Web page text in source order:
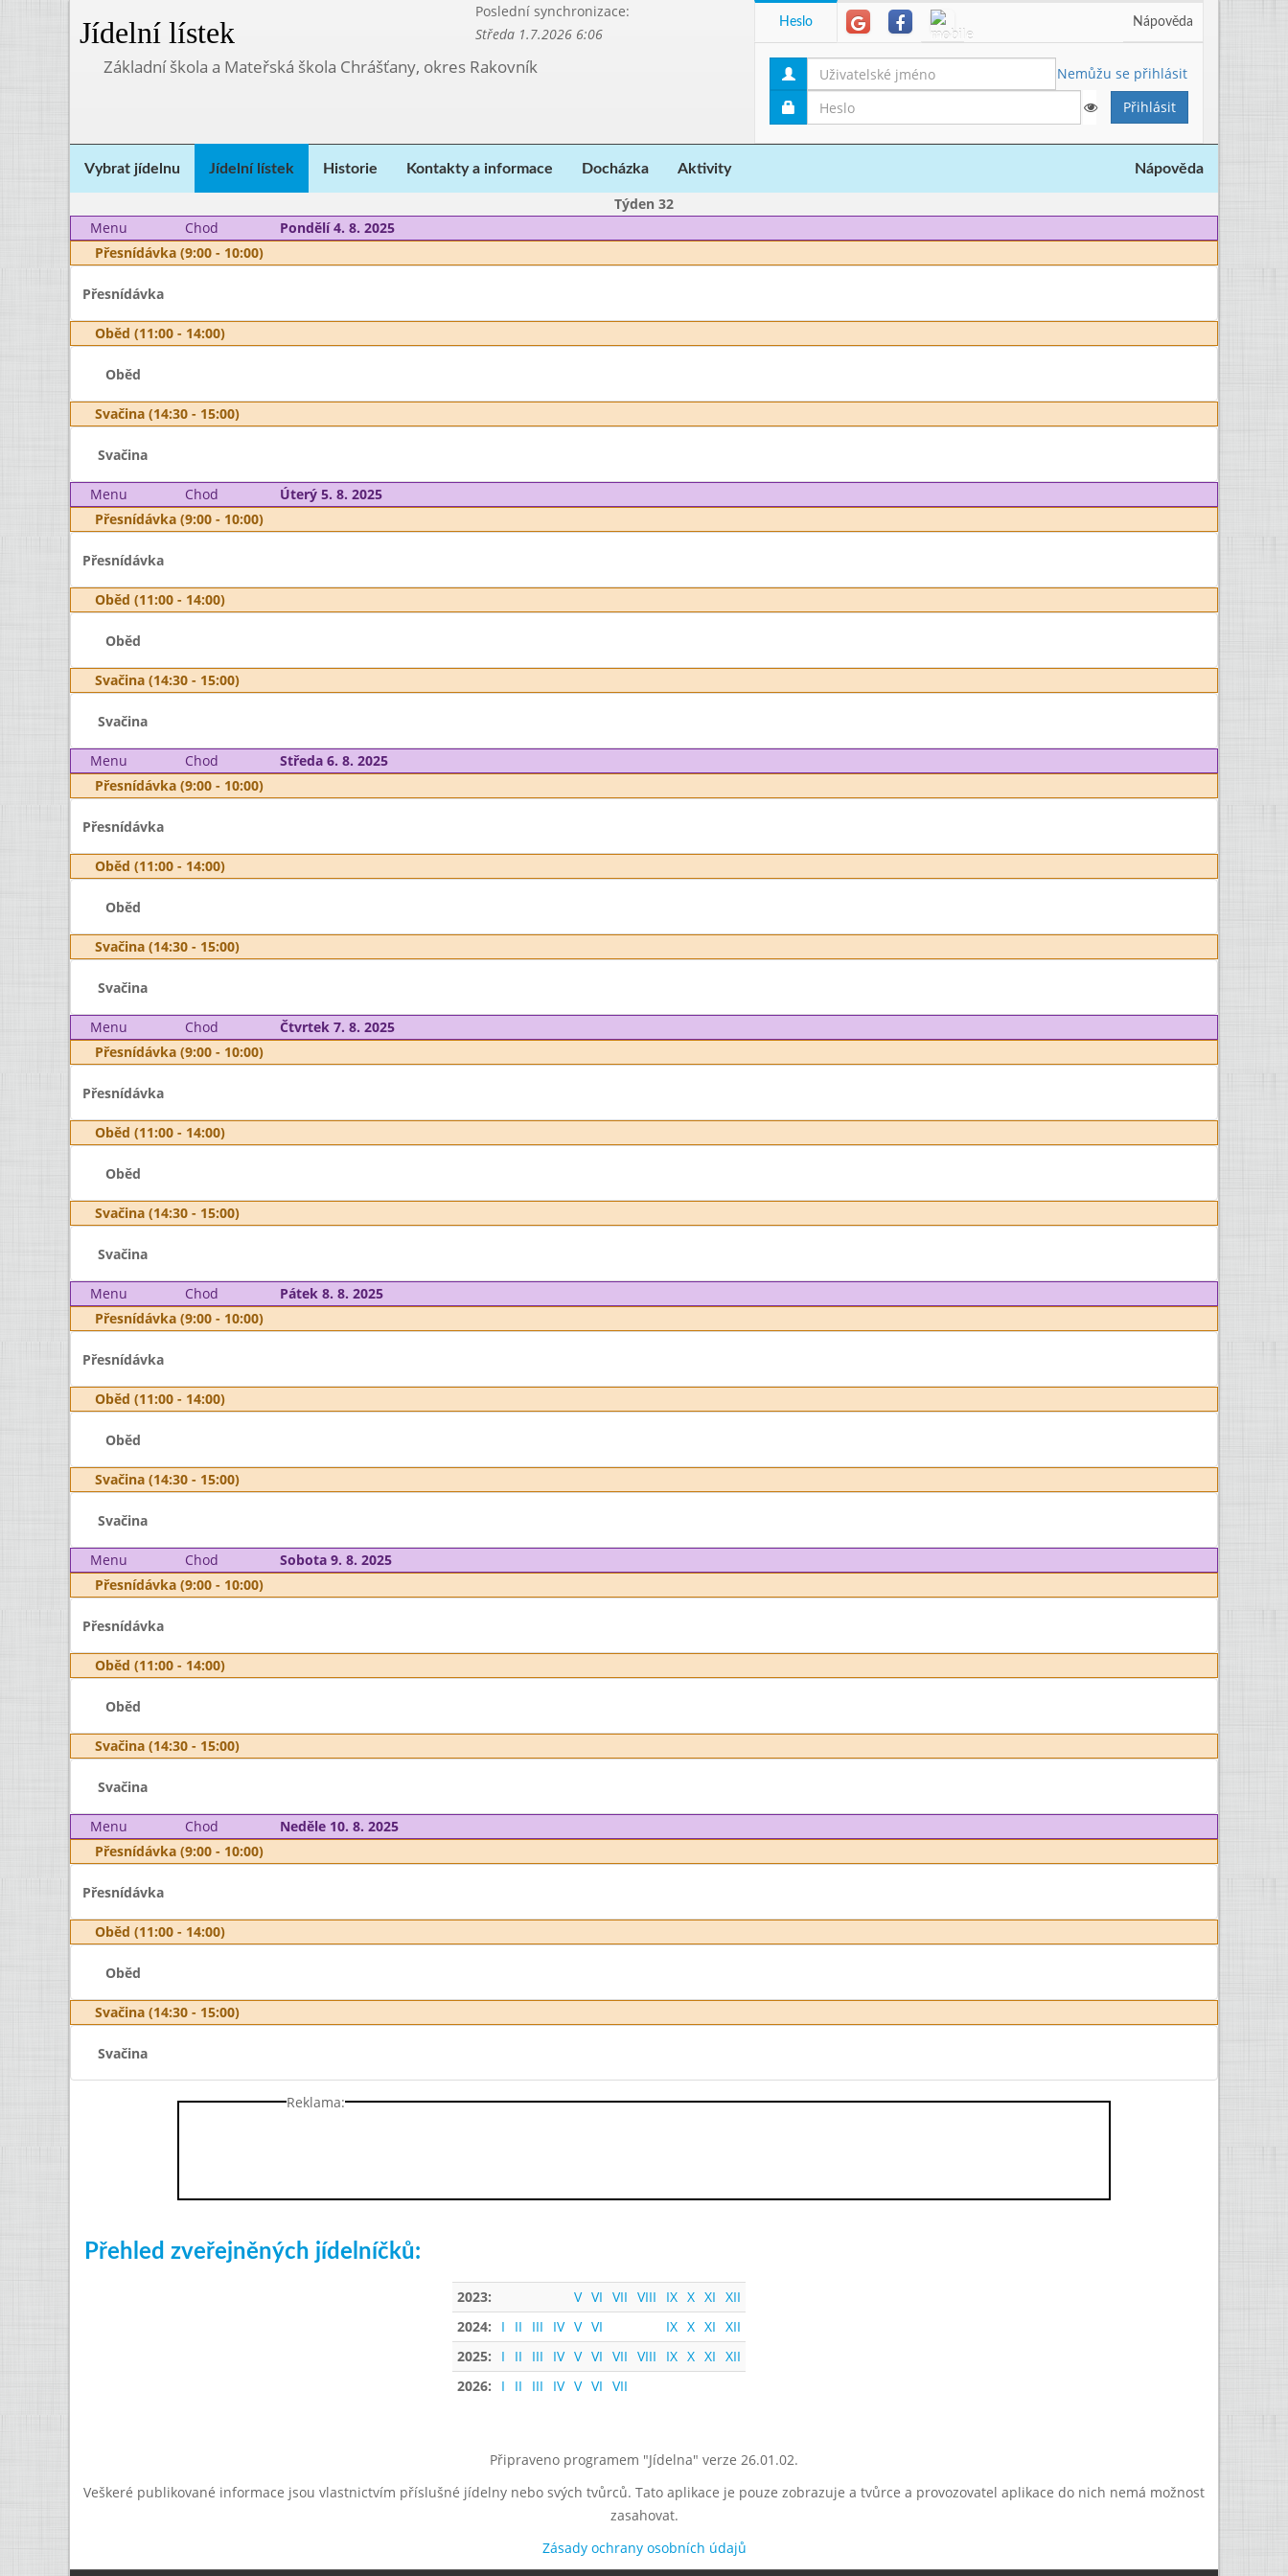
Jídelní lístek
Poslední synchronizace:
Středa 1.7.2026 6:06
Základní škola a Mateřská škola Chrášťany, okres Rakovník
Heslo Nápověda
Nemůžu se přihlásit
Vybrat jídelnu Jídelní lístek Historie Kontakty a informace Docházka Aktivity Nápověda
Týden 32
Menu
Chod
Pondělí 4. 8. 2025
Přesnídávka (9:00 - 10:00)
Přesnídávka
Oběd (11:00 - 14:00)
Oběd
Svačina (14:30 - 15:00)
Svačina
Menu Chod
Úterý 5. 8. 2025
Přesnídávka (9:00 - 10:00)
Přesnídávka
Oběd (11:00 - 14:00)
Oběd
Svačina (14:30 - 15:00)
Svačina
Menu Chod
Středa 6. 8. 2025
Přesnídávka (9:00 - 10:00)
Přesnídávka
Oběd (11:00 - 14:00)
Oběd
Svačina (14:30 - 15:00)
Svačina
Menu Chod
Čtvrtek 7. 8. 2025
Přesnídávka (9:00 - 10:00)
Přesnídávka
Oběd (11:00 - 14:00)
Oběd
Svačina (14:30 - 15:00)
Svačina
Menu Chod
Pátek 8. 8. 2025
Přesnídávka (9:00 - 10:00)
Přesnídávka
Oběd (11:00 - 14:00)
Oběd
Svačina (14:30 - 15:00)
Svačina
Menu Chod
Sobota 9. 8. 2025
Přesnídávka (9:00 - 10:00)
Přesnídávka
Oběd (11:00 - 14:00)
Oběd
Svačina (14:30 - 15:00)
Svačina
Menu Chod
Neděle 10. 8. 2025
Přesnídávka (9:00 - 10:00)
Přesnídávka
Oběd (11:00 - 14:00)
Oběd
Svačina (14:30 - 15:00)
Svačina
Reklama:
Přehled zveřejněných jídelníčků:
2023: V VI VII VIII IX X XI XII
2024:
I II III IV V VI IX X XI XII
2025:
I II III IV V VI VII VIII IX X XI XII
2026:
I II III IV V VI VII
Připraveno programem "Jídelna" verze 26.01.02.
Veškeré publikované informace jsou vlastnictvím příslušné jídelny nebo svých tvůrců. Tato aplikace je pouze zobrazuje a tvůrce a provozovatel aplikace do nich nemá možnost
zasahovat.
Zásady ochrany osobních údajů